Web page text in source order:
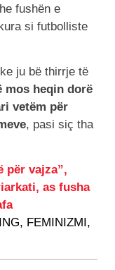
fushën e
si futbolliste
ju bë thirrje të
mos heqin dorë
vetëm për
, pasi siç tha
për vajza”,
as fusha
, FEMINIZMI ,